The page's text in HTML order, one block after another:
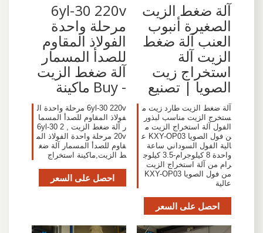
آلة ضغط الزيت
الصغيرة أنبوب
العنب آلة ضغط
الزيت آلة
استخراج زيت
الصويا | تصنيع
آلة ضغط الزيت طارد زيت م
ستخرج الزيت مناسب لبذور
الفول آلة استخراج الزيت م
ن فول الصويا KXY-OP03 ع
الية الفول السوداني ساعة
واحدة 8 كيلوجرام-3.5 كيلوج
رام من آلة استخراج الزيت
من فول الصويا KXY-OP03
عالية
احصل على السعر
6yl-30 220v
مرحلة واحدة
الفولاذ المقاوم
للصدأ المسمار
آلة ضغط الزيت
- Buy ماكينة
6yl-30 220v مرحلة واحدة ال
فولاذ المقاوم للصدأ المسما
ر آلة ضغط الزيت , 6yl-30 2
20v مرحلة واحدة الفولاذ الم
قاوم للصدأ المسمار آلة ضغ
ط الزيت,ماكينة استخراج
احصل على السعر